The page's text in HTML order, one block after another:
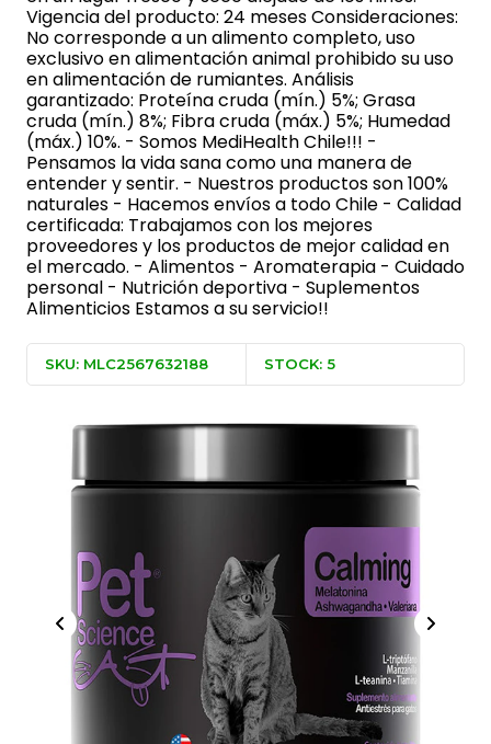
Vigencia del producto: 24 meses Consideraciones:
No corresponde a un alimento completo, uso
exclusivo en alimentación animal prohibido su uso
en alimentación de rumiantes. Análisis
garantizado: Proteína cruda (mín.) 5%; Grasa
cruda (mín.) 8%; Fibra cruda (máx.) 5%; Humedad
(máx.) 10%. - Somos MediHealth Chile!!! -
Pensamos la vida sana como una manera de
entender y sentir. - Nuestros productos son 100%
naturales - Hacemos envíos a todo Chile - Calidad
certificada: Trabajamos con los mejores
proveedores y los productos de mejor calidad en
el mercado. - Alimentos - Aromaterapia - Cuidado
personal - Nutrición deportiva - Suplementos
Alimenticios Estamos a su servicio!!
SKU: MLC2567632188 STOCK: 5